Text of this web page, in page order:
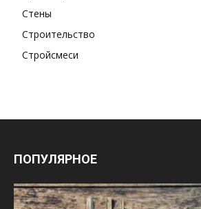
Стены
Строительство
Стройсмеси
ПОПУЛЯРНОЕ